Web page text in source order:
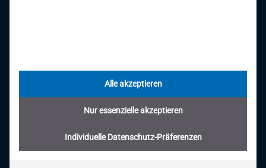
Kontaktdaten
Alle akzeptieren
Nur essenzielle akzeptieren
Individuelle Datenschutz-Präferenzen